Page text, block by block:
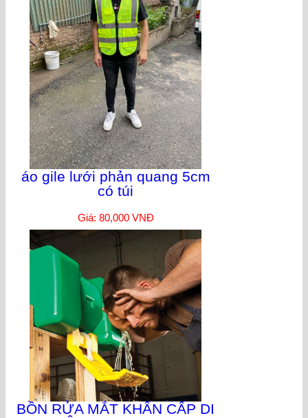
áo gile lưới phản quang 5cm
có túi
Giá: 80,000 VNĐ
BỒN RỬA MẮT KHẨN CẤP DI